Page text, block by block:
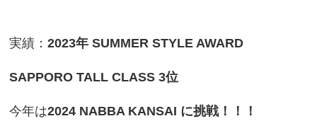
実績：2023年 SUMMER STYLE AWARD
SAPPORO TALL CLASS 3位
今年は2024 NABBA KANSAI に挑戦！！！